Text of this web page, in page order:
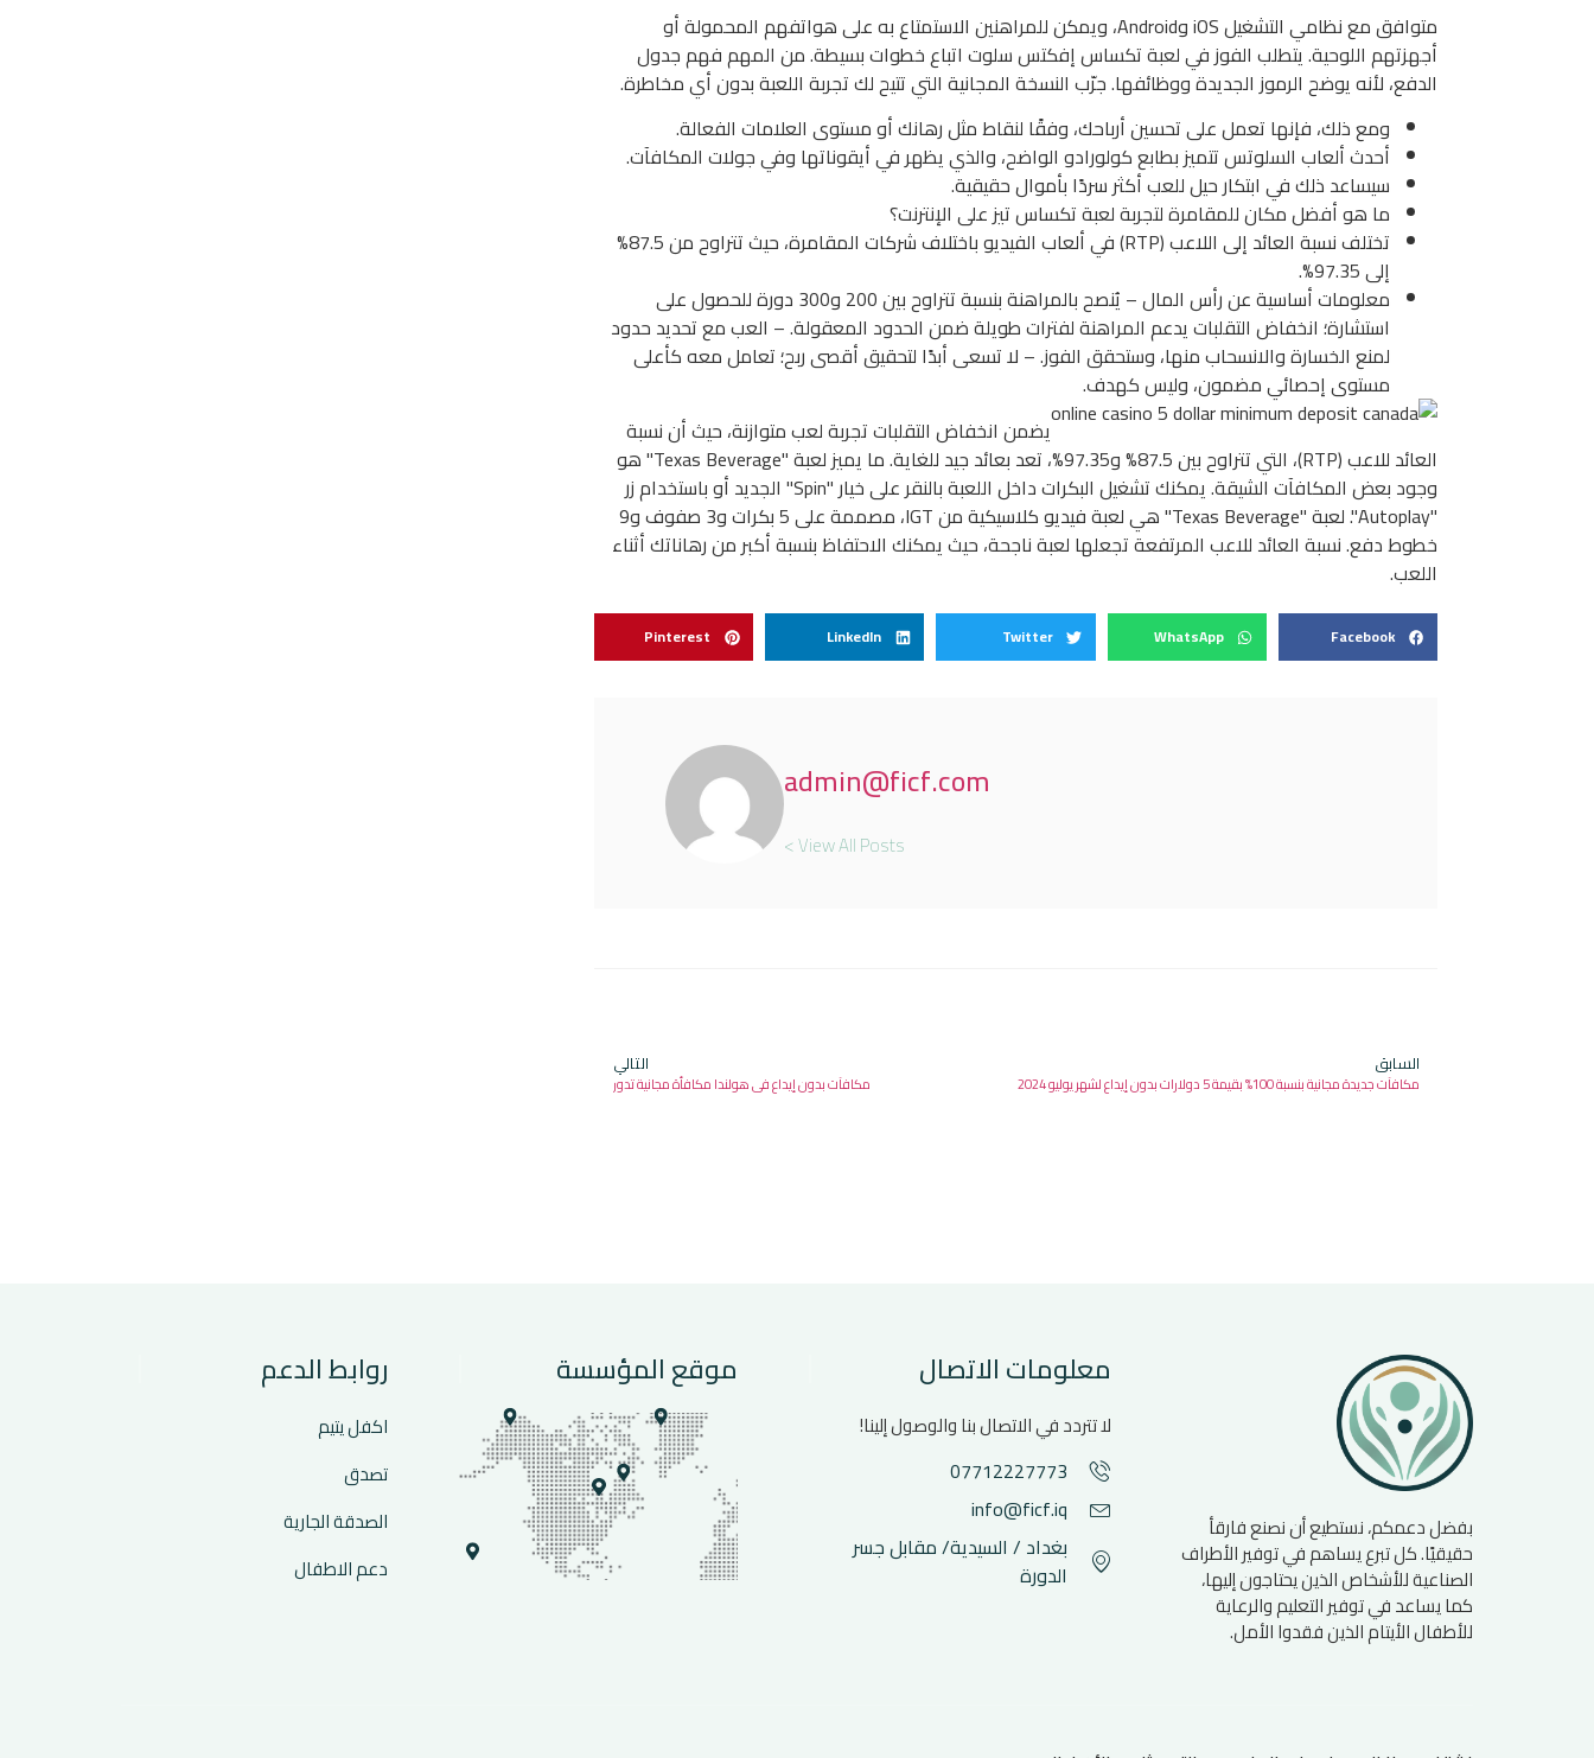
متوافق مع نظامي التشغيل iOS وAndroid، ويمكن للمراهنين الاستمتاع به على هواتفهم المحمولة أو
أجهزتهم اللوحية. يتطلب الفوز في لعبة تكساس إفكتس سلوت اتباع خطوات بسيطة. من المهم فهم جدول
الدفع، لأنه يوضح الرموز الجديدة ووظائفها. جرّب النسخة المجانية التي تتيح لك تجربة اللعبة بدون أي مخاطرة.
ومع ذلك، فإنها تعمل على تحسين أرباحك، وفقًا لنقاط مثل رهانك أو مستوى العلامات الفعالة.
أحدث ألعاب السلوتس تتميز بطابع كولورادو الواضح، والذي يظهر في أيقوناتها وفي جولات المكافآت.
سيساعد ذلك في ابتكار حيل للعب أكثر سردًا بأموال حقيقية.
ما هو أفضل مكان للمقامرة لتجربة لعبة تكساس تيز على الإنترنت؟
تختلف نسبة العائد إلى اللاعب (RTP) في ألعاب الفيديو باختلاف شركات المقامرة، حيث تتراوح من 87.5%
إلى 97.35%.
معلومات أساسية عن رأس المال – يُنصح بالمراهنة بنسبة تتراوح بين 200 و300 دورة للحصول على
استشارة؛ انخفاض التقلبات يدعم المراهنة لفترات طويلة ضمن الحدود المعقولة. – العب مع تحديد حدود
لمنع الخسارة والانسحاب منها، وستحقق الفوز. – لا تسعى أبدًا لتحقيق أقصى ربح؛ تعامل معه كأعلى
مستوى إحصائي مضمون، وليس كهدف.
يضمن انخفاض التقلبات تجربة لعب متوازنة، حيث أن نسبة
العائد للاعب (RTP)، التي تتراوح بين 87.5% و97.35%، تعد بعائد جيد للغاية. ما يميز لعبة "Texas Beverage" هو
وجود بعض المكافآت الشيقة. يمكنك تشغيل البكرات داخل اللعبة بالنقر على خيار "Spin" الجديد أو باستخدام زر
"Autoplay". لعبة "Texas Beverage" هي لعبة فيديو كلاسيكية من IGT، مصممة على 5 بكرات و3 صفوف و9
خطوط دفع. نسبة العائد للاعب المرتفعة تجعلها لعبة ناجحة، حيث يمكنك الاحتفاظ بنسبة أكبر من رهاناتك أثناء
اللعب.
Facebook
WhatsApp
Twitter
LinkedIn
Pinterest
admin@ficf.com
View All Posts >
السابق
مكافآت جديدة مجانية بنسبة 100% بقيمة 5 دولارات بدون إيداع لشهر يوليو 2024
التالي
مكافآت بدون إيداع في هولندا مكافأة مجانية تدور
بفضل دعمكم، نستطيع أن نصنع فارقأ
حقيقيًا. كل تبرع يساهم في توفير الأطراف
الصناعية للأشخاص الذين يحتاجون إليها،
كما يساعد في توفير التعليم والرعاية
للأطفال الأيتام الذين فقدوا الأمل.
معلومات الاتصال
لا تتردد في الاتصال بنا والوصول إلينا!
07712227773
info@ficf.iq
بغداد / السيدية/ مقابل جسر
الدورة
موقع المؤسسة روابط الدعم
اكفل يتيم
تصدق
الصدقة الجارية
دعم الاطفال